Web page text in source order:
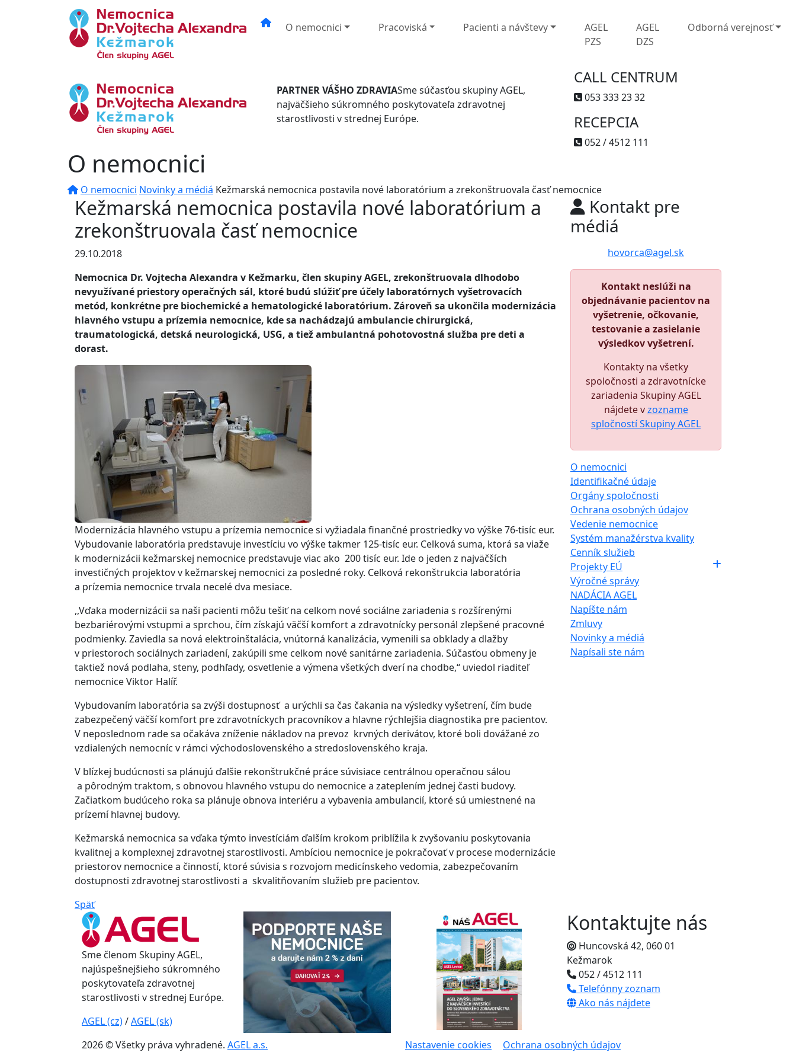
O nemocnici Pracoviská Pacienti a návštevy
AGEL
PZS
AGEL
DZS
Odborná verejnosť
PARTNER VÁŠHO ZDRAVIASme súčasťou skupiny AGEL,
najväčšieho súkromného poskytovateľa zdravotnej
starostlivosti v strednej Európe.
CALL CENTRUM
053 333 23 32
RECEPCIA
052 / 4512 111
O nemocnici
O nemocnici Novinky a médiá Kežmarská nemocnica postavila nové laboratórium a zrekonštruovala časť nemocnice
Kežmarská nemocnica postavila nové laboratórium a
zrekonštruovala časť nemocnice
29.10.2018
Nemocnica Dr. Vojtecha Alexandra v Kežmarku, člen skupiny AGEL, zrekonštruovala dlhodobo
nevyužívané priestory operačných sál, ktoré budú slúžiť pre účely laboratórnych vyšetrovacích
metód, konkrétne pre biochemické a hematologické laboratórium. Zároveň sa ukončila modernizácia
hlavného vstupu a prízemia nemocnice, kde sa nachádzajú ambulancie chirurgická,
traumatologická, detská neurologická, USG, a tiež ambulantná pohotovostná služba pre deti a
dorast.
Modernizácia hlavného vstupu a prízemia nemocnice si vyžiadala finančné prostriedky vo výške 76-tisíc eur.
Vybudovanie laboratória predstavuje investíciu vo výške takmer 125-tisíc eur. Celková suma, ktorá sa viaže
k modernizácii kežmarskej nemocnice predstavuje viac ako 200 tisíc eur. Ide o jeden z najväčších
investičných projektov v kežmarskej nemocnici za posledné roky. Celková rekonštrukcia laboratória
a prízemia nemocnice trvala necelé dva mesiace.
,,Vďaka modernizácii sa naši pacienti môžu tešiť na celkom nové sociálne zariadenia s rozšírenými
bezbariérovými vstupmi a sprchou, čím získajú väčší komfort a zdravotnícky personál zlepšené pracovné
podmienky. Zaviedla sa nová elektroinštalácia, vnútorná kanalizácia, vymenili sa obklady a dlažby
v priestoroch sociálnych zariadení, zakúpili sme celkom nové sanitárne zariadenia. Súčasťou obmeny je
taktiež nová podlaha, steny, podhľady, osvetlenie a výmena všetkých dverí na chodbe,“ uviedol riaditeľ
nemocnice Viktor Halíř.
Vybudovaním laboratória sa zvýši dostupnosť a urýchli sa čas čakania na výsledky vyšetrení, čím bude
zabezpečený väčší komfort pre zdravotníckych pracovníkov a hlavne rýchlejšia diagnostika pre pacientov.
V neposlednom rade sa očakáva zníženie nákladov na prevoz krvných derivátov, ktoré boli dovážané zo
vzdialených nemocníc v rámci východoslovenského a stredoslovenského kraja.
V blízkej budúcnosti sa plánujú ďalšie rekonštrukčné práce súvisiace centrálnou operačnou sálou
a pôrodným traktom, s obnovou hlavného vstupu do nemocnice a zateplením jednej časti budovy.
Začiatkom budúceho roka sa plánuje obnova interiéru a vybavenia ambulancií, ktoré sú umiestnené na
prízemí hlavnej budovy.
Kežmarská nemocnica sa vďaka týmto investíciám ďalším krokom priblížila k zvyšovaniu poskytovania
kvalitnej a komplexnej zdravotnej starostlivosti. Ambíciou nemocnice je pokračovať v procese modernizácie
priestorov nemocnice a činností, ktoré súvisia s rozvojom medicínskeho vedomia, zabezpečovaním
dostupnosti zdravotnej starostlivosti a skvalitňovaním služieb pre pacientov.
Späť
Kontakt pre
médiá
hovorca@agel.sk
Kontakt neslúži na
objednávanie pacientov na
vyšetrenie, očkovanie,
testovanie a zasielanie
výsledkov vyšetrení.
Kontakty na všetky
spoločnosti a zdravotnícke
zariadenia Skupiny AGEL
nájdete vzozname
spločností Skupiny AGEL
O nemocnici
Identifikačné údaje
Orgány spoločnosti
Ochrana osobných údajov
Vedenie nemocnice
Systém manažérstva kvality
Cenník služieb
Projekty EÚ
Výročné správy
NADÁCIA AGEL
Napíšte nám
Zmluvy
Novinky a médiá
Napísali ste nám
Sme členom Skupiny AGEL,
najúspešnejšieho súkromného
poskytovateľa zdravotnej
starostlivosti v strednej Európe.
AGEL (cz)/AGEL (sk)
Kontaktujte nás
Huncovská 42, 060 01
Kežmarok
052 / 4512 111
Telefónny zoznam
Ako nás nájdete
2026 © Všetky práva vyhradené. AGEL a.s. Nastavenie cookies Ochrana osobných údajov